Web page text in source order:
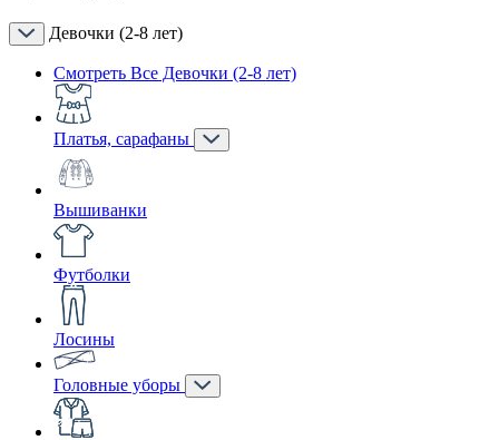
Девочки (2-8 лет)
Смотреть Все Девочки (2-8 лет)
Платья, сарафаны
Вышиванки
Футболки
Лосины
Головные уборы